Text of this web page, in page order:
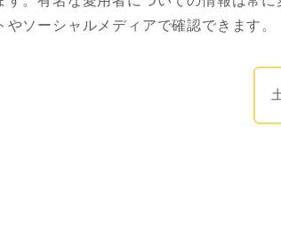
やソーシャルメディアで確認できます。